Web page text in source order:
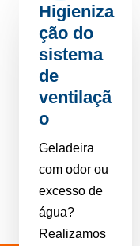
Higieniza
ção do
sistema
de
ventilaçã
o
Geladeira
com odor ou
excesso de
água?
Realizamos